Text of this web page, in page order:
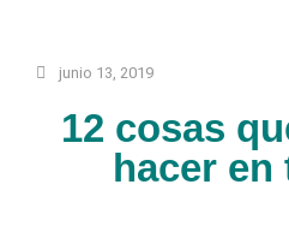
junio 13, 2019
12 cosas
hacer en